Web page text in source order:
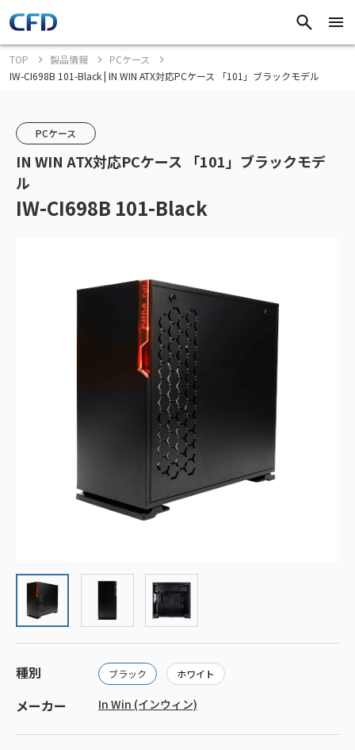
TOP 製品情報
PCケース
IW-CI698B 101-Black | IN WIN ATX対応PCケース 「101」ブラックモデル
PCケース
IN WIN ATX対応PCケース 「101」ブラックモデ
ル
IW-CI698B 101-Black
種別 ブラック ホワイト
メーカー In Win (インウィン)